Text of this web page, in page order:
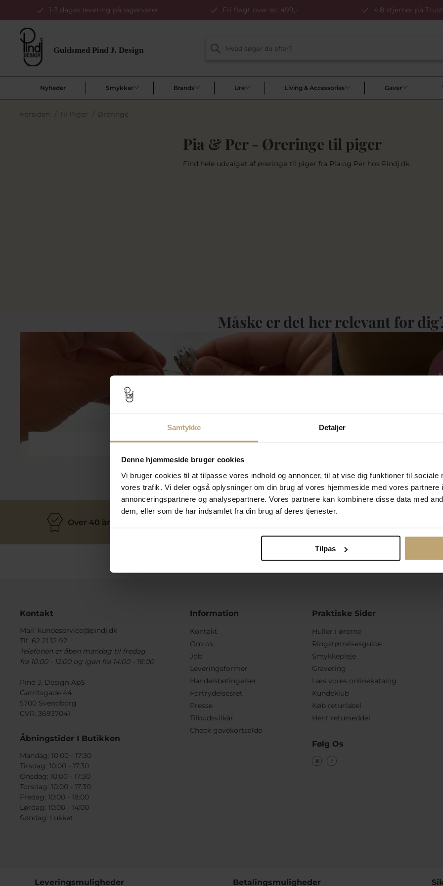
Samtykke Detaljer
Denne hjemmeside bruger cookies
Vi bruger cookies til at tilpasse vores indhold og annoncer, til at vise dig funktioner til sociale
vores trafik. Vi deler også oplysninger om din brug af vores hjemmeside med vores partnere
annonceringspartnere og analysepartnere. Vores partnere kan kombinere disse data med
dem, eller som de har indsamlet fra din brug af deres tjenester.
Tilpas
1-3 dages levering på lagervarer Fri fragt over kr. 499,- 4,8 stjerner på
Nyheder Smykker Brands Ure Living & Accessories Gaver
Forsiden / Til Piger / Øreringe
Pia & Per - Øreringe til piger
Find hele udvalget af øreringe til piger fra Pia og Per hos Pindj.dk.
Måske er det her relevant for
Smykkepleje
Over 40 års erfaring
Kontakt
Mail: kundeservice@pindj.dk
Tlf. 62 21 12 92
Telefonen er åben mandag til fredag
fra 10:00 - 12:00 og igen fra 14:00 - 16:00
Pind J. Design ApS
Gerritsgade 44
5700 Svendborg
CVR. 36937041
Åbningstider I Butikken
Mandag: 10:00 - 17:30
Tirsdag: 10:00 - 17:30
Onsdag: 10:00 - 17:30
Torsdag: 10:00 - 17:30
Fredag: 10:00 - 18:00
Lørdag: 10:00 - 14:00
Søndag: Lukket
Information
Kontakt
Om os
Job
Leveringsformer
Handelsbetingelser
Fortrydelsesret
Presse
Tilbudsvilkår
Check gavekortsaldo
Praktiske Sider
Huller i ørerne
Ringstørrelsesguide
Smykkepleje
Gravering
Læs vores onlinekatalog
Kundeklub
Køb returlabel
Hent returseddel
Følg Os
Leveringsmuligheder Betalingsmuligheder